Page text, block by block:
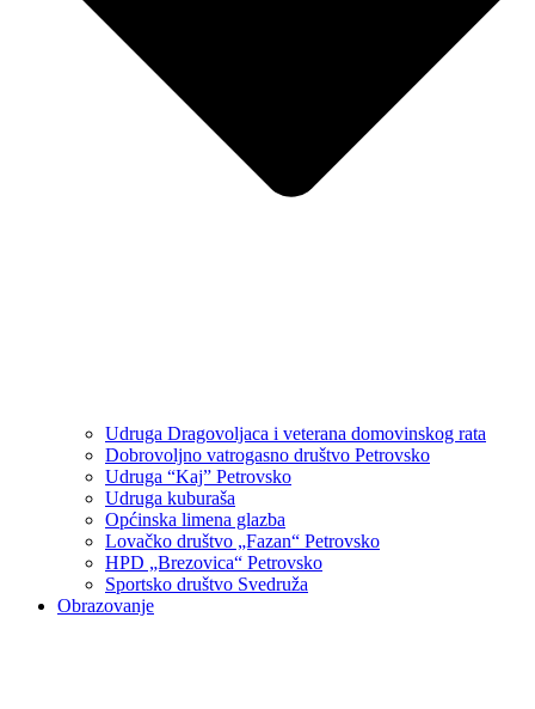
Udruga Dragovoljaca i veterana domovinskog rata
Dobrovoljno vatrogasno društvo Petrovsko
Udruga “Kaj” Petrovsko
Udruga kuburaša
Općinska limena glazba
Lovačko društvo „Fazan“ Petrovsko
HPD „Brezovica“ Petrovsko
Sportsko društvo Svedruža
Obrazovanje